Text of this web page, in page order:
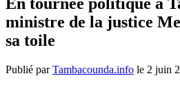
En tournée politique à
ministre de la justice
sa toile
Publié parTambacounda.info le 2 juin